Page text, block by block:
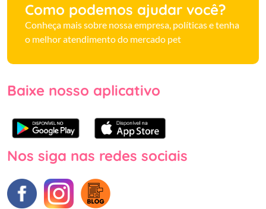
Como podemos ajudar você?
Conheça mais sobre nossa empresa, políticas e tenha
o melhor atendimento do mercado pet
Baixe nosso aplicativo
Nos siga nas redes sociais